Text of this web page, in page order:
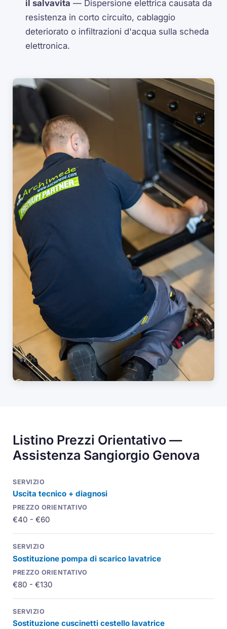
il salvavita — Dispersione elettrica causata da
resistenza in corto circuito, cablaggio
deteriorato o infiltrazioni d'acqua sulla scheda
elettronica.
Listino Prezzi Orientativo —
Assistenza Sangiorgio Genova
Uscita tecnico + diagnosi
€40 - €60
Sostituzione pompa di scarico lavatrice
€80 - €130
Sostituzione cuscinetti cestello lavatrice